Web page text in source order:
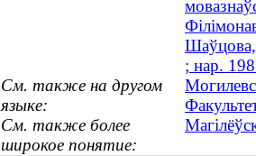
Шаўцова,
; нар.
См. также на другом
языке:
См. также более
широкое понятие: